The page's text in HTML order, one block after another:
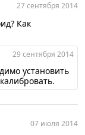
27 сентября 2014
Как
29 сентября 2014
установить
07 июля 2014